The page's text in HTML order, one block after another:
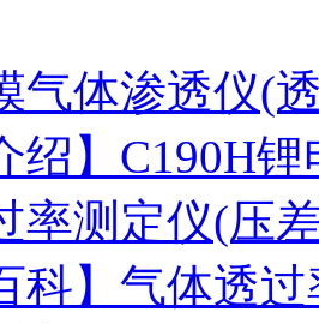
气体渗透仪(
绍】C190H
率测定仪(压
科】气体透